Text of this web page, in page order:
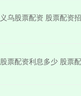
义乌股票配资 股票配资
股票配资利息多少 股票